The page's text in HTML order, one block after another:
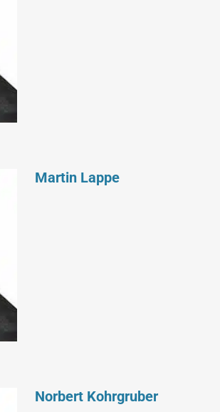
Martin Lappe
Norbert Kohrgruber